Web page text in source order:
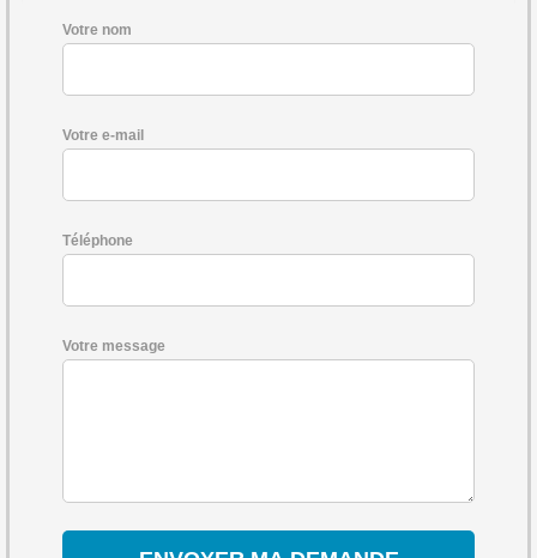
Votre nom
Votre e-mail
Téléphone
Votre message